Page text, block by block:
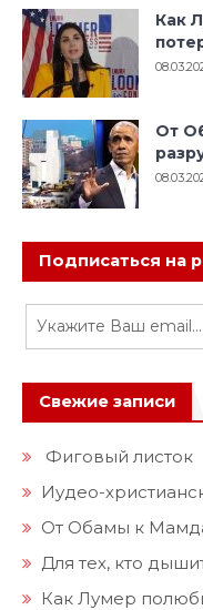
Как
От
Подписаться на
Свежие записи
Фиговый листок
Иудео-
От Обамы к
Для тех, кто
Как Лумер